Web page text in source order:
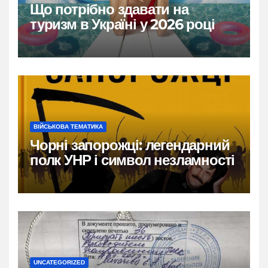
Що потрібно здавати на
туризм в Україні у 2026 році
ВІЙСЬКОВА ТЕМАТИКА
Чорні запорожці: легендарний
полк УНР і символ незламності
UNCATEGORIZED